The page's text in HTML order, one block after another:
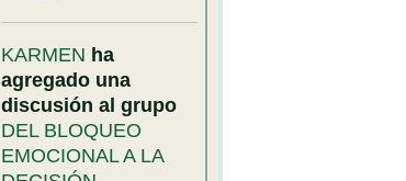
KARMEN ha
agregado una
discusión al grupo
DEL BLOQUEO
EMOCIONAL A LA